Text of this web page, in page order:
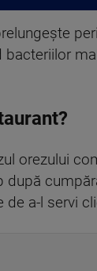
orezului
de a-l servi